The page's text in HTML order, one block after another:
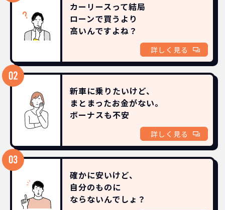
カーリースって結局
ローンで買うより
高いんですよね？
詳しく見る
新車に乗りたいけど、
まとまったお金がない。
ボーナスも不安
詳しく見る
確かに安いけど、
自分のものに
ならないんでしょ？